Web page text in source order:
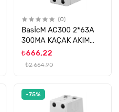
(0)
BasİcM AC300 2*63A
300MA KAÇAK AKIM
ROLESİ ABB
₺666,22
₺2.664,90
-75%